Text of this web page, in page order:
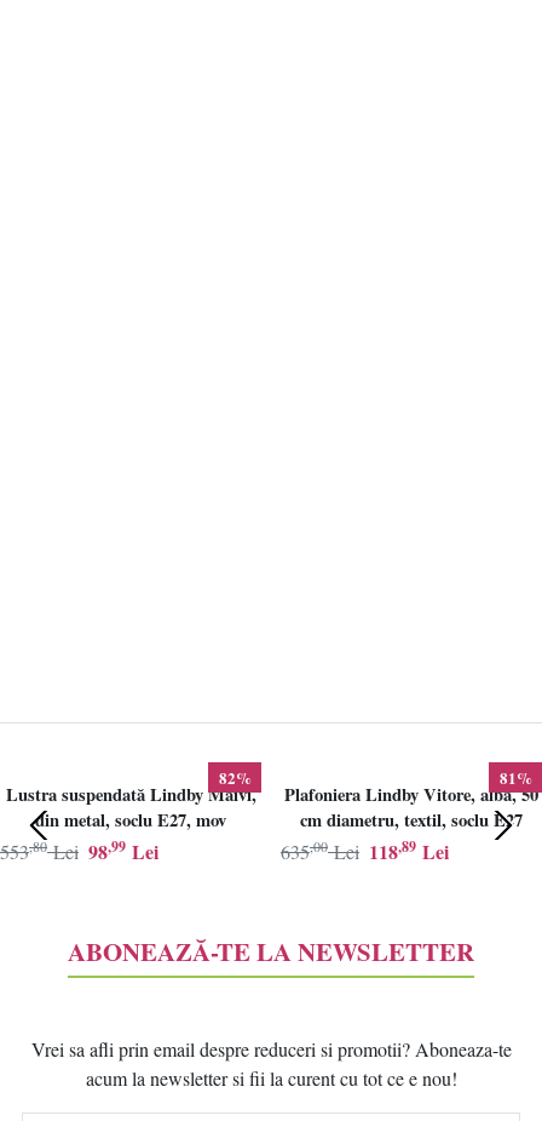
82%
Lustra suspendată Lindby Maivi,
din metal, soclu E27, mov
98,99 Lei
553,80 Lei
81%
Plafoniera Lindby Vitore, alba, 50
cm diametru, textil, soclu E27
118,89 Lei
635,00 Lei
ABONEAZĂ-TE LA NEWSLETTER
Vrei sa afli prin email despre reduceri si promotii? Aboneaza-te
acum la newsletter si fii la curent cu tot ce e nou!